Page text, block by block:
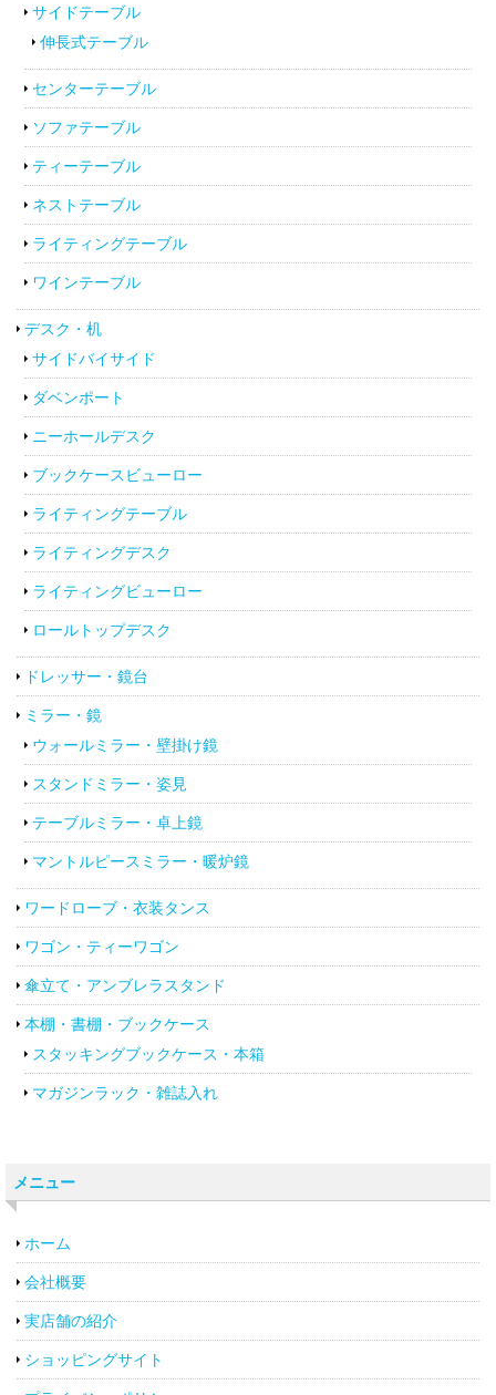
サイドテーブル
伸長式テーブル
センターテーブル
ソファテーブル
ティーテーブル
ネストテーブル
ライティングテーブル
ワインテーブル
デスク・机
サイドバイサイド
ダベンポート
ニーホールデスク
ブックケースビューロー
ライティングテーブル
ライティングデスク
ライティングビューロー
ロールトップデスク
ドレッサー・鏡台
ミラー・鏡
ウォールミラー・壁掛け鏡
スタンドミラー・姿見
テーブルミラー・卓上鏡
マントルピースミラー・暖炉鏡
ワードローブ・衣装タンス
ワゴン・ティーワゴン
傘立て・アンブレラスタンド
本棚・書棚・ブックケース
スタッキングブックケース・本箱
マガジンラック・雑誌入れ
メニュー
ホーム
会社概要
実店舗の紹介
ショッピングサイト